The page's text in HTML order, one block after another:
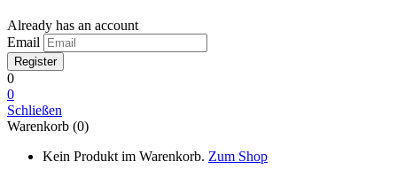
Already has an account
Email
0
0
Schließen
Warenkorb (0)
Kein Produkt im Warenkorb. Zum Shop